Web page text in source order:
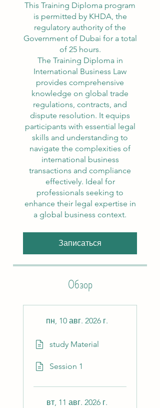
This Training Diploma program
is permitted by KHDA, the
regulatory authority of the
Government of Dubai for a total
of 25 hours.
The Training Diploma in
International Business Law
provides comprehensive
knowledge on global trade
regulations, contracts, and
dispute resolution. It equips
participants with essential legal
skills and understanding to
navigate the complexities of
international business
transactions and compliance
effectively. Ideal for
professionals seeking to
enhance their legal expertise in
a global business context.
Записаться
Обзор
пн, 10 авг. 2026 г.
study Material
Session 1
вт, 11 авг. 2026 г.